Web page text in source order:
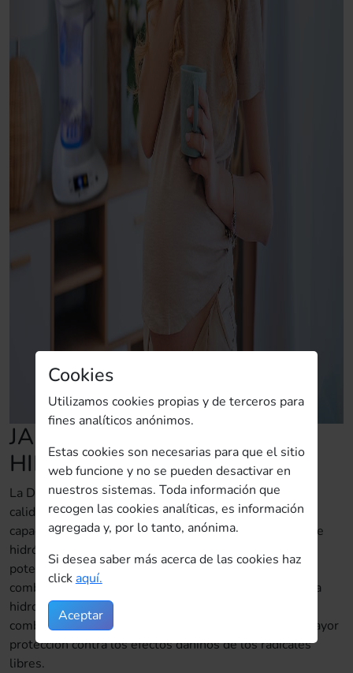
JARRA DE AGUA
HIDROGENADA
La DETOXH2 cuenta con los más altos estándares de
calidad y fabricación. Este equipo portátil tiene una
capacidad de 1,5 litros y un alto poder de producción de
hidrógeno, resultando ser una herramienta antiedad
potente que ayuda a eliminar los radicales libres y
combate el envejecimiento. Un consumo diario de agua
hidrogenada producida por nuestra DETOXH2 ayuda a
combatir el envejecimiento, ya que proporciona una mayor
protección contra los efectos dañinos de los radicales
libres.
Cookies
Utilizamos cookies propias y de terceros para
fines analíticos anónimos.
Estas cookies son necesarias para que el sitio
web funcione y no se pueden desactivar en
nuestros sistemas. Toda información que
recogen las cookies analíticas, es información
agregada y, por lo tanto, anónima.
Si desea saber más acerca de las cookies haz
click aquí.
Aceptar